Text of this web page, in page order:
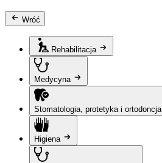
Wróć
Rehabilitacja
Medycyna
Stomatologia, protetyka i ortodoncja
Higiena